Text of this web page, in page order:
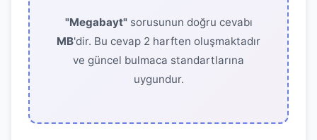
"Megabayt"sorusunun doğru cevabı
MB'dir. Bu cevap 2 harften oluşmaktadır
ve güncel bulmaca standartlarına
uygundur.